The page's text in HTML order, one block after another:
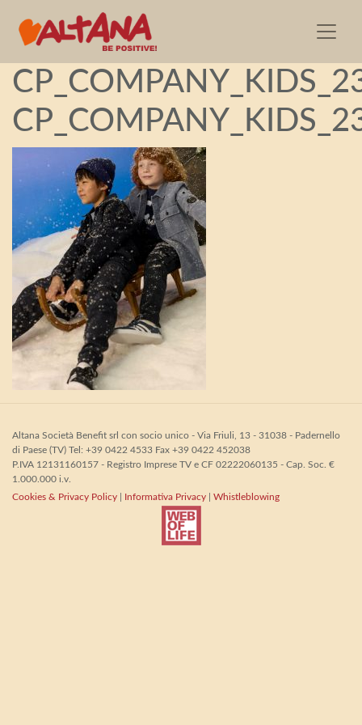
2
Altana Società Benefit srl con socio unico - Via Friuli, 13 - 31038 - Padernello
di Paese (TV) Tel: +39 0422 4533 Fax +39 0422 452038
P.IVA 12131160157 - Registro Imprese TV e CF 02222060135 - Cap. Soc. €
1.000.000 i.v.
Cookies & Privacy Policy
Informativa Privacy Whistleblowing